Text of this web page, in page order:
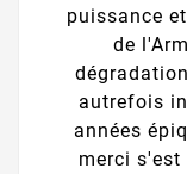
puissance
de
autrefois
années
merci s'est